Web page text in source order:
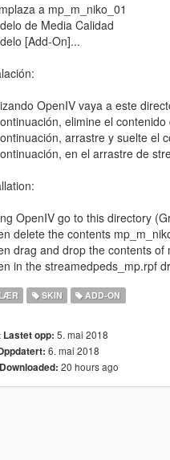
a mp_m_niko_01
de Media Calidad
[Add-On]...
OpenIV vaya a este
elimine el
arrastre y suelte el
en el arrastre de
OpenIV go to this directory
delete the contents
drag and drop the contents of
in the streamedpeds_mp.rpf
SKIN ADD-ON
Lastet opp: 5. mai 2018
6. mai 2018
20 hours ago